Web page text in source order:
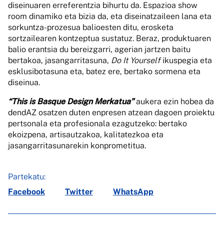
diseinuaren erreferentzia bihurtu da. Espazioa show
room dinamiko eta bizia da, eta diseinatzaileen lana eta
sorkuntza-prozesua balioesten ditu, erosketa
sortzailearen kontzeptua sustatuz. Beraz, produktuaren
balio erantsia du bereizgarri, agerian jartzen baitu
bertakoa, jasangarritasuna, Do It Yourselfikuspegia eta
esklusibotasuna eta, batez ere, bertako sormena eta
diseinua.
“This is Basque Design Merkatua”aukera ezin hobea da
dendAZ osatzen duten enpresen atzean dagoen proiektu
pertsonala eta profesionala ezagutzeko: bertako
ekoizpena, artisautzakoa, kalitatezkoa eta
jasangarritasunarekin konprometitua.
Partekatu:
Facebook
Twitter WhatsApp